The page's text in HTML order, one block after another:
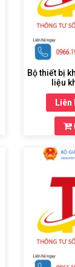
Bộ thiết bị
liệu
Liên